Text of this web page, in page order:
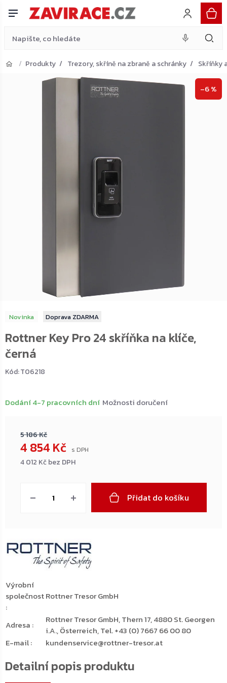
Produkty Trezory, skříně na zbraně a schránky Skříňky
Novinka ZDARMA
Rottner Key Pro 24 skříňka na klíče,
černá
Kód:T06218
–6 %
5 186 Kč
4 854 Kč
4 012 Kč bez DPH
Dodání 4-7 pracovních dní Možnosti doručení
Přidat do košíku
Detailní popis produktu
Výrobní
společnost
:
Rottner Tresor GmbH
Adresa :
Rottner Tresor GmbH, Thern 17, 4880 St. Georgen
i.A., Österreich, Tel. +43 (0) 7667 66 00 80
E-mail: kundenservice@rottner-tresor.at
Přejít do košíku
4 854 Kč
Do košíku